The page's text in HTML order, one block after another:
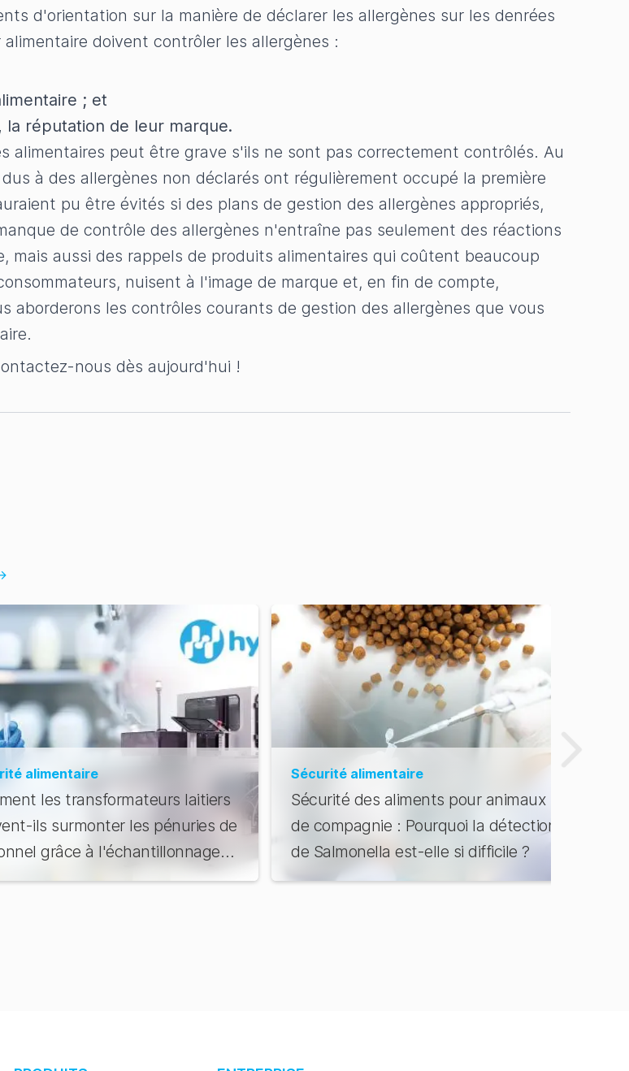
d'orientation sur la manière de déclarer les allergènes sur les denrées
doivent contrôler les allergènes :
; et
réputation de leur marque.
alimentaires peut être grave s'ils ne sont pas correctement contrôlés. Au
à des allergènes non déclarés ont régulièrement occupé la première
pu être évités si des plans de gestion des allergènes appropriés,
de contrôle des allergènes n'entraîne pas seulement des réactions
mais aussi des rappels de produits alimentaires qui coûtent beaucoup
nuisent à l'image de marque et, en fin de compte,
les contrôles courants de gestion des allergènes que vous
nous dès aujourd'hui !
alimentaire
les transformateurs laitiers
ils surmonter les pénuries de
grâce à l'échantillonnage
?
Sécurité alimentaire
Sécurité des aliments pour animaux
de compagnie : Pourquoi la détection
de Salmonella est-elle si difficile ?